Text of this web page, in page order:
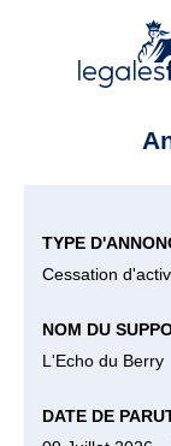
TYPE
Cessation
NOM DU
L'Echo du Berry
DATE DE